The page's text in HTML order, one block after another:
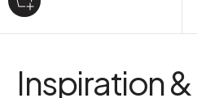
Inspiration &